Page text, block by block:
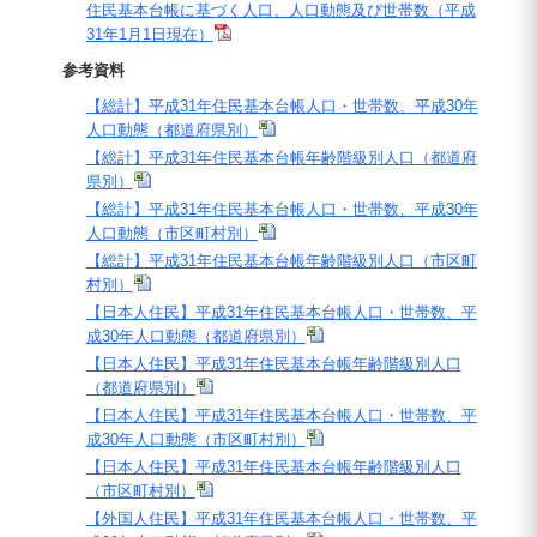
住民基本台帳に基づく人口、人口動態及び世帯数（平成
31年1月1日現在）
参考資料
【総計】平成31年住民基本台帳人口・世帯数、平成30年
人口動態（都道府県別）
【総計】平成31年住民基本台帳年齢階級別人口（都道府
県別）
【総計】平成31年住民基本台帳人口・世帯数、平成30年
人口動態（市区町村別）
【総計】平成31年住民基本台帳年齢階級別人口（市区町
村別）
【日本人住民】平成31年住民基本台帳人口・世帯数、平
成30年人口動態（都道府県別）
【日本人住民】平成31年住民基本台帳年齢階級別人口
（都道府県別）
【日本人住民】平成31年住民基本台帳人口・世帯数、平
成30年人口動態（市区町村別）
【日本人住民】平成31年住民基本台帳年齢階級別人口
（市区町村別）
【外国人住民】平成31年住民基本台帳人口・世帯数、平